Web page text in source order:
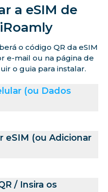
a eSIM de
o código QR da eSIM
e-mail ou na página de
o guia para instalar.
(ou Dados
eSIM (ou Adicionar
/ Insira os